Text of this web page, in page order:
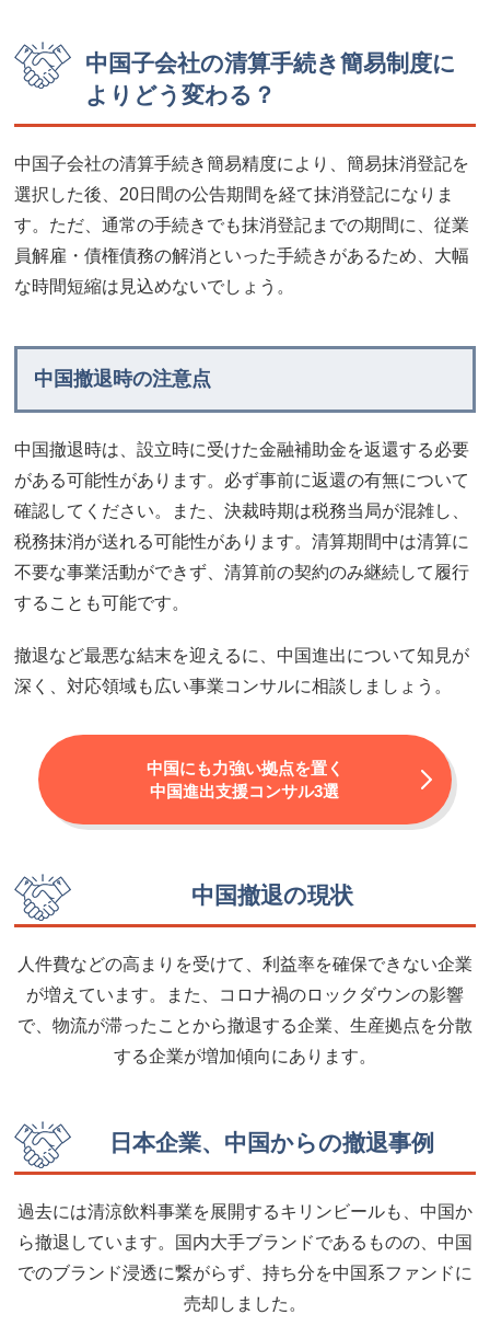
中国子会社の清算手続き簡易制度に
よりどう変わる？
中国子会社の清算手続き簡易精度により、簡易抹消登記を
選択した後、20日間の公告期間を経て抹消登記になりま
す。ただ、通常の手続きでも抹消登記までの期間に、従業
員解雇・債権債務の解消といった手続きがあるため、大幅
な時間短縮は見込めないでしょう。
中国撤退時の注意点
中国撤退時は、設立時に受けた金融補助金を返還する必要
がある可能性があります。必ず事前に返還の有無について
確認してください。また、決裁時期は税務当局が混雑し、
税務抹消が送れる可能性があります。清算期間中は清算に
不要な事業活動ができず、清算前の契約のみ継続して履行
することも可能です。
撤退など最悪な結末を迎えるに、中国進出について知見が
深く、対応領域も広い事業コンサルに相談しましょう。
中国にも力強い拠点を置く
中国進出支援コンサル3選
中国撤退の現状
人件費などの高まりを受けて、利益率を確保できない企業
が増えています。また、コロナ禍のロックダウンの影響
で、物流が滞ったことから撤退する企業、生産拠点を分散
する企業が増加傾向にあります。
日本企業、中国からの撤退事例
過去には清涼飲料事業を展開するキリンビールも、中国か
ら撤退しています。国内大手ブランドであるものの、中国
でのブランド浸透に繋がらず、持ち分を中国系ファンドに
売却しました。